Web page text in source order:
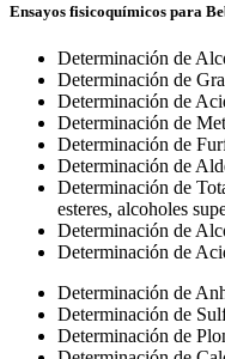
Ensayos fisicoquímicos para
Determinación de
Determinación de
Determinación de
Determinación de
Determinación de
Determinación de
Determinación de
esteres, alcoholes
Determinación de
Determinación de
Determinación de
Determinación de
Determinación de